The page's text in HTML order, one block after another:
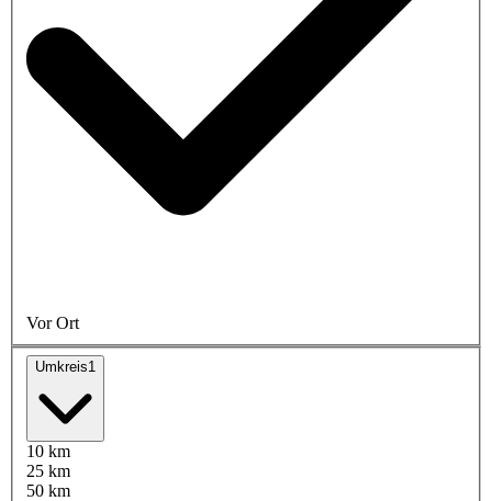
Vor Ort
Umkreis1
10 km
25 km
50 km